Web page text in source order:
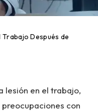
Trabajo Después de
lesión en el trabajo,
con